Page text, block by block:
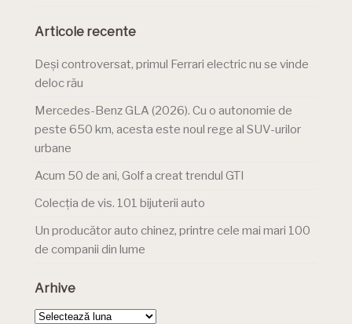
Articole recente
Deși controversat, primul Ferrari electric nu se vinde
deloc rău
Mercedes-Benz GLA (2026). Cu o autonomie de
peste 650 km, acesta este noul rege al SUV-urilor
urbane
Acum 50 de ani, Golf a creat trendul GTI
Colecția de vis. 101 bijuterii auto
Un producător auto chinez, printre cele mai mari 100
de companii din lume
Arhive
Arhive